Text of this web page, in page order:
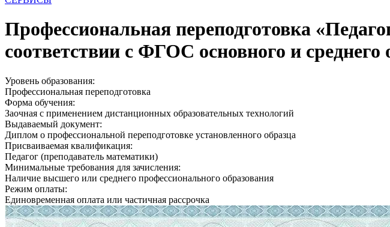
Профессиональная переподготовка
соответствии с ФГОС основного и
Уровень образования:
Профессиональная переподготовка
Форма обучения:
Заочная с применением дистанционных образовательных технологий
Выдаваемый документ:
Диплом о профессиональной переподготовке установленного образца
Присваиваемая квалификация:
Педагог (преподаватель математики)
Минимальные требования для зачисления:
Наличие высшего или среднего профессионального образования
Режим оплаты:
Единовременная оплата или частичная рассрочка